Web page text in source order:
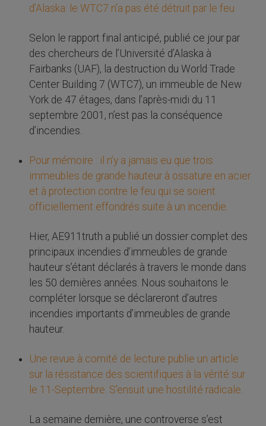
d’Alaska: le WTC7 n’a pas été détruit par le feu
Selon le rapport final anticipé, publié ce jour par
des chercheurs de l’Université d’Alaska à
Fairbanks (UAF), la destruction du World Trade
Center Building 7 (WTC7), un immeuble de New
York de 47 étages, dans l’après-midi du 11
septembre 2001, n’est pas la conséquence
d’incendies.
Pour mémoire : il n’y a jamais eu que trois
immeubles de grande hauteur à ossature en acier
et à protection contre le feu qui se soient
officiellement effondrés suite à un incendie.
Hier, AE911truth a publié un dossier complet des
principaux incendies d’immeubles de grande
hauteur s’étant déclarés à travers le monde dans
les 50 dernières années. Nous souhaitons le
compléter lorsque se déclareront d’autres
incendies importants d’immeubles de grande
hauteur.
Une revue à comité de lecture publie un article
sur la résistance des scientifiques à la vérité sur
le 11-Septembre. S’ensuit une hostilité radicale.
La semaine dernière, une controverse s’est